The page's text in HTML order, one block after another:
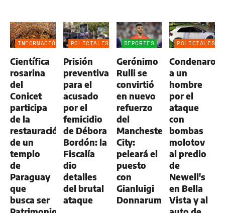
INFORMACIÓN
Científica
rosarina
del
Conicet
participa
de la
restauración
de un
templo
de
Paraguay
que
busca ser
POLICIALES
Prisión
preventiva
para el
acusado
por el
femicidio
de Débora
Bordón: la
Fiscalía
dio
detalles
del brutal
ataque
DEPORTES
Gerónimo
Rulli se
convirtió
en nuevo
refuerzo
del
Manchester
City:
peleará el
puesto
con
Gianluigi
Donnarumma
POLICIALES
Condenaron
a un
hombre
por el
ataque
con
bombas
molotov
al predio
de
Newell's
en Bella
Vista y al